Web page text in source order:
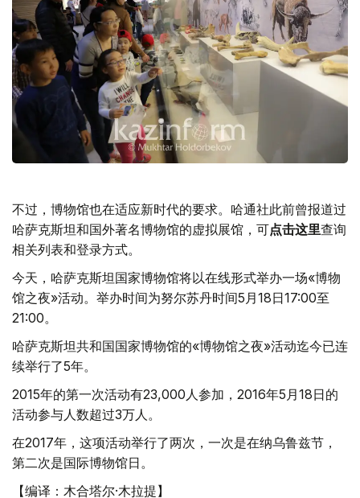
不过，博物馆也在适应新时代的要求。哈通社此前曾报道过
哈萨克斯坦和国外著名博物馆的虚拟展馆，可点击这里查询
相关列表和登录方式。
今天，哈萨克斯坦国家博物馆将以在线形式举办一场«博物
馆之夜»活动。举办时间为努尔苏丹时间5月18日17:00至
21:00。
哈萨克斯坦共和国国家博物馆的«博物馆之夜»活动迄今已连
续举行了5年。
2015年的第一次活动有23,000人参加，2016年5月18日的
活动参与人数超过3万人。
在2017年，这项活动举行了两次，一次是在纳乌鲁兹节，
第二次是国际博物馆日。
【编译：木合塔尔·木拉提】